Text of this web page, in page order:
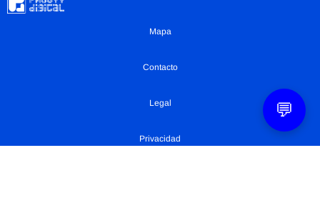
Mapa
Contacto
Legal
Privacidad
💬